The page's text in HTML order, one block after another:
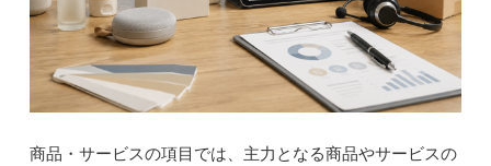
商品・サービスの項目では、主力となる商品やサービスの